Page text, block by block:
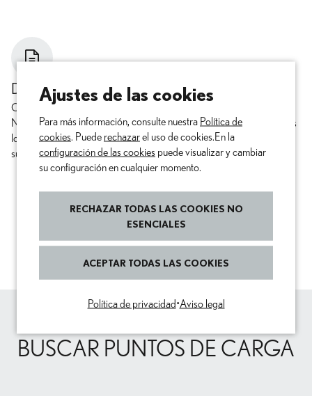
DE UN VISTAZO
Compruebe su uso y sus facturas en línea en el portal Lexus Charging
Network. De este modo, siempre tendrá una visión completa de todos
los procesos de carga. También puede reservar y gestionar fácilmente
sus contratos desde casa.
DESCUBRA SUS VENTAJAS
BUSCAR PUNTOS DE CARGA
Ajustes de las cookies
Para más información, consulte nuestra Política de
cookies . Puede rechazarel uso de cookies.En la
configuración de las cookies puede visualizar y cambiar
su configuración en cualquier momento.
RECHAZAR TODAS LAS COOKIES NO
ESENCIALES
ACEPTAR TODAS LAS COOKIES
Política de privacidad•Aviso legal